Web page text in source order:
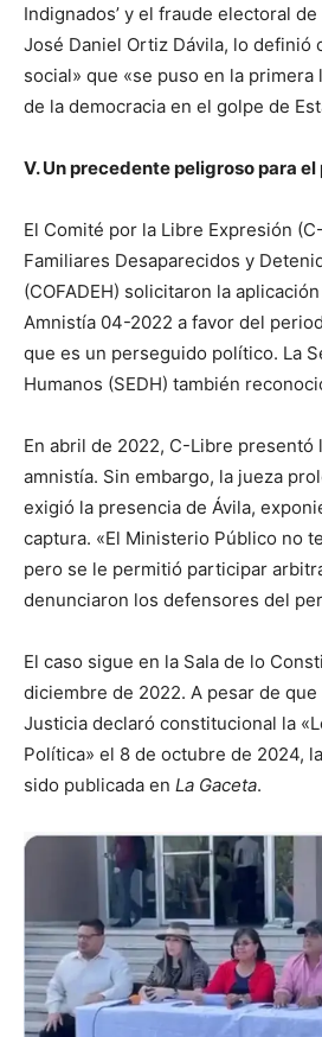
Indignados’ y el fraude electoral
José Daniel Ortiz Dávila, lo definió
social» que «se puso en la
de la democracia en el golpe de
V. Un precedente peligroso para
El Comité por la Libre Expresión
Familiares Desaparecidos y
(COFADEH) solicitaron la
Amnistía 04-2022 a favor del
que es un perseguido político. La
Humanos (SEDH) también
En abril de 2022, C-Libre presentó
amnistía. Sin embargo, la jueza
exigió la presencia de Ávila,
captura. «El Ministerio Público no
pero se le permitió participar
denunciaron los defensores del
El caso sigue en la Sala de lo
diciembre de 2022. A pesar de
Justicia declaró constitucional la
Política» el 8 de octubre de 2024,
sido publicada en La Gaceta.